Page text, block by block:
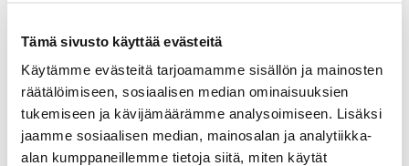
Tämä sivusto käyttää evästeitä
Käytämme evästeitä tarjoamamme sisällön ja mainosten
räätälöimiseen, sosiaalisen median ominaisuuksien
tukemiseen ja kävijämäärämme analysoimiseen. Lisäksi
jaamme sosiaalisen median, mainosalan ja analytiikka-
alan kumppaneillemme tietoja siitä, miten käytät